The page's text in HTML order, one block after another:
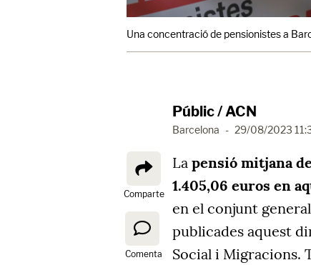
Una concentració de pensionistes a
Públic / ACN
Barcelona - 29/08/2023
Comparte
Comenta
La pensió mitjana
1.405,06 euros en
en el conjunt
publicades aquest
Social i Migracions.